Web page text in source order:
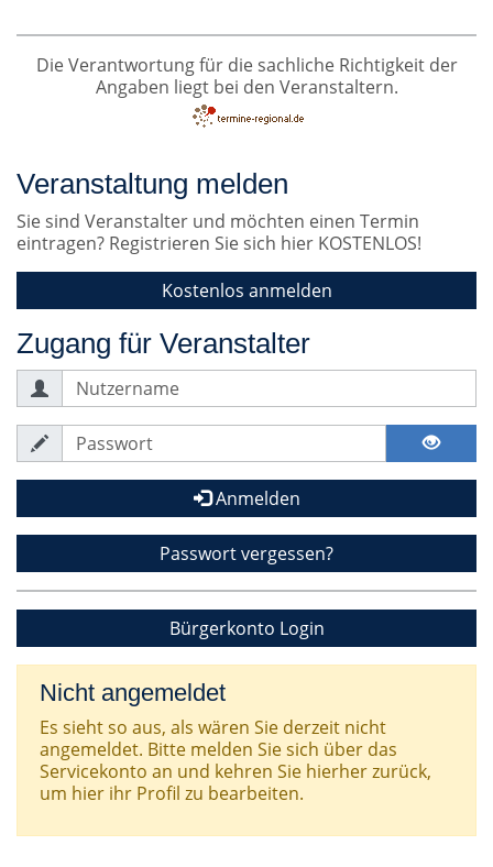
Die Verantwortung für die sachliche Richtigkeit der
Angaben liegt bei den Veranstaltern.
Veranstaltung melden
Sie sind Veranstalter und möchten einen Termin
eintragen? Registrieren Sie sich hier KOSTENLOS!
Kostenlos anmelden
Zugang für Veranstalter
Anmelden
Passwort vergessen?
Bürgerkonto Login
Nicht angemeldet
Es sieht so aus, als wären Sie derzeit nicht
angemeldet. Bitte melden Sie sich über das
Servicekonto an und kehren Sie hierher zurück,
um hier ihr Profil zu bearbeiten.